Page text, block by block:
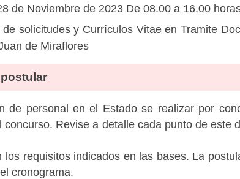
de Noviembre de 2023 De 08.00 a 16.00
de solicitudes y Currículos Vitae en Tramite
de Miraflores
de personal en el Estado se realizar por
Revise a detalle cada punto de este
los requisitos indicados en las bases. La
cronograma.